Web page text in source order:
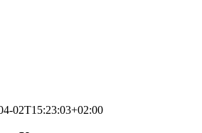
02T15:23:03+02:00